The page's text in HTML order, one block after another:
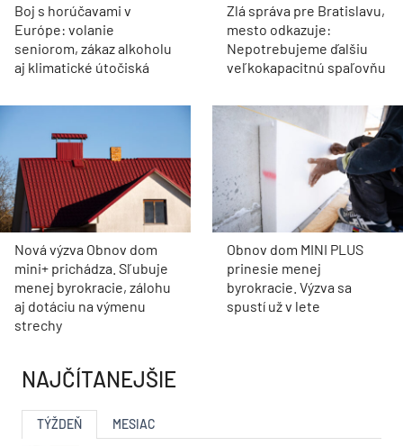
Boj s horúčavami v
Európe: volanie
seniorom, zákaz alkoholu
aj klimatické útočiská
Zlá správa pre Bratislavu,
mesto odkazuje:
Nepotrebujeme ďalšiu
veľkokapacitnú spaľovňu
Nová výzva Obnov dom
mini+ prichádza. Sľubuje
menej byrokracie, zálohu
aj dotáciu na výmenu
strechy
Obnov dom MINI PLUS
prinesie menej
byrokracie. Výzva sa
spustí už v lete
NAJČÍTANEJŠIE
TÝŽDEŇ MESIAC